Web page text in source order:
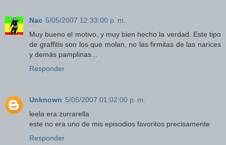
Nac 5/05/2007 12:33:00 p. m.
Muy bueno el motivo, y muy bien hecho la verdad. Este tipo
de graffitis son los que molan, no las firmitas de las narices
y demás pamplinas...
Responder
Unknown 5/05/2007 01:02:00 p. m.
leela era zurrarella
este no era uno de mis episodios favoritos precisamente
Responder